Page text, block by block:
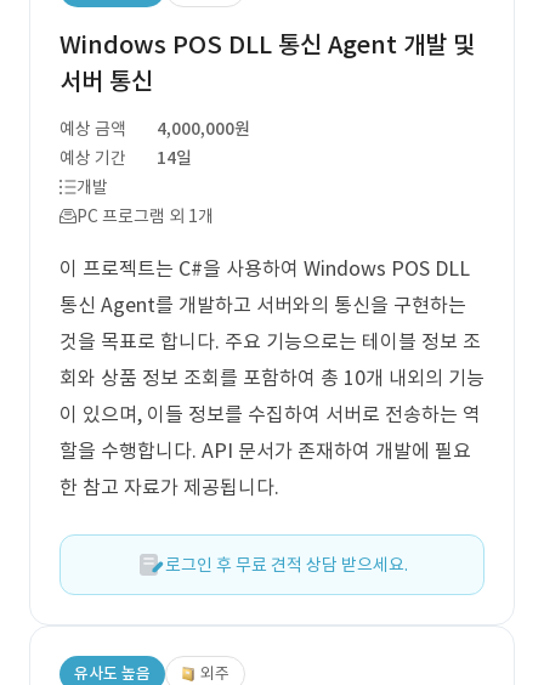
Windows POS DLL 통신 Agent 개발 및
서버 통신
예상 금액
4,000,000원
예상 기간
14일
개발
PC 프로그램 외 1개
이 프로젝트는 C#을 사용하여 Windows POS DLL
통신 Agent를 개발하고 서버와의 통신을 구현하는
것을 목표로 합니다. 주요 기능으로는 테이블 정보 조
회와 상품 정보 조회를 포함하여 총 10개 내외의 기능
이 있으며, 이들 정보를 수집하여 서버로 전송하는 역
할을 수행합니다. API 문서가 존재하여 개발에 필요
한 참고 자료가 제공됩니다.
로그인 후 무료 견적 상담 받으세요.
유사도 높음 외주